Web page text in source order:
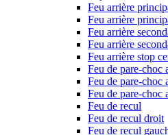
Feu arrière
Feu arrière
Feu arrière
Feu arrière
Feu arrière stop
Feu de pare-choc
Feu de pare-choc
Feu de pare-choc
Feu de recul
Feu de recul droit
Feu de recul